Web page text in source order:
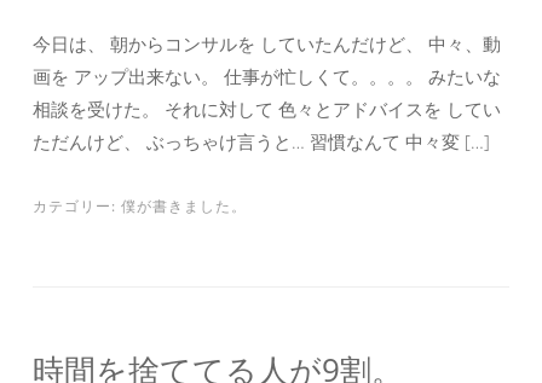
今日は、 朝からコンサルを していたんだけど、 中々、動
画を アップ出来ない。 仕事が忙しくて。。。。 みたいな
相談を受けた。 それに対して 色々とアドバイスを してい
ただんけど、 ぶっちゃけ言うと… 習慣なんて 中々変 […]
カテゴリー: 僕が書きました。
時間を捨ててる人が9割。